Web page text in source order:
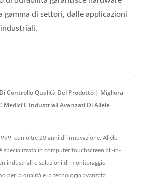
gamma di settori, dalle applicazioni
Controllo Qualità Del Prodotto | Migliora
Medici E Industriali Avanzati Di Allele
con oltre 20 anni di innovazione, Allele
specializzata in computer touchscreen all-in-
industriali e soluzioni di monitoraggio
per la qualità e la tecnologia avanzata